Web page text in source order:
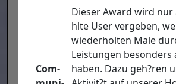
Com­
Die­ser Award wird nur
hlte User ver­ge­ben,
wie­der­hol­ten Male
Leis­tun­gen beson­ders
haben. Dazu geh?ren